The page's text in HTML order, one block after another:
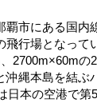
覇市にある国内
行場となって
2700m×60m
沖縄本島を結ぶ
日本の空港で